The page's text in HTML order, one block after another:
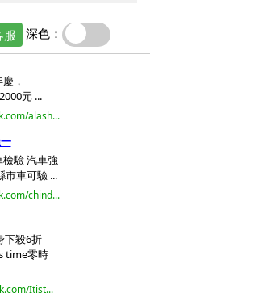
服 深色：
，
元 ...
alash...
驗 汽車強
市車可驗 ...
chind...
下殺6折
time零時
Itist...